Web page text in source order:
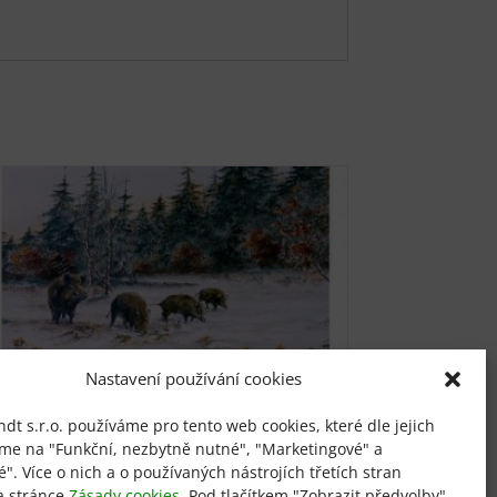
Nastavení používání cookies
s.r.o. používáme pro tento web cookies, které dle jejich
na "Funkční, nezbytně nutné", "Marketingové" a
Více o nich a o používaných nástrojích třetích stran
na kraji remízku